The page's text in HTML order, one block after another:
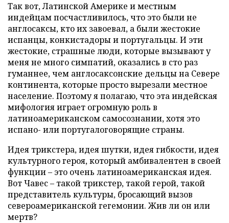
Так вот, Латинской Америке и местным
индейцам посчастливилось, что это были не
англосаксы, кто их завоевал, а были жестокие
испанцы, конкистадоры и португальцы. И эти
жестокие, страшные люди, которые вызывают у
меня не много симпатий, оказались в сто раз
гуманнее, чем англосаксонские дельцы на Севере
континента, которые просто вырезали местное
население. Поэтому я полагаю, что эта индейская
мифология играет огромную роль в
латиноамериканском самосознании, хотя это
испано- или португалоговорящие страны.
Идея трикстера, идея шутки, идея гибкости, идея
культурного героя, который амбивалентен в своей
функции – это очень латиноамериканская идея.
Вот Чавес – такой трикстер, такой герой, такой
представитель культуры, бросающий вызов
североамериканской гегемонии. Жив ли он или
мертв?